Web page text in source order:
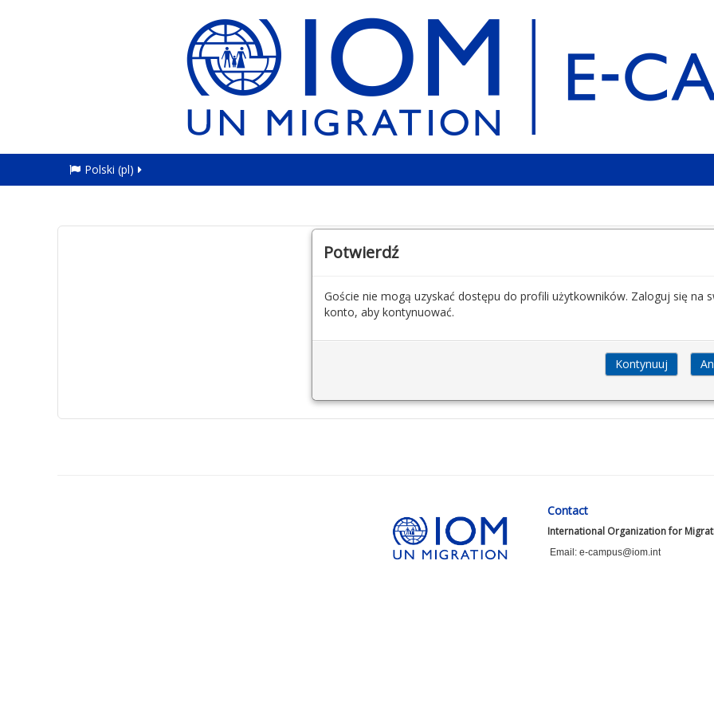
Polski ‎(pl)‎
Potwierdź
Goście nie mogą uzyskać dostępu do profili użytkowników. Zaloguj się na
konto, aby kontynuować.
Contact
International Organization for
Email: e-campus@iom.int